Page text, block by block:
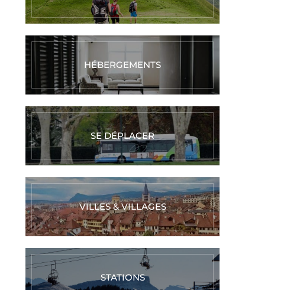
HÉBERGEMENTS
SE DÉPLACER
VILLES & VILLAGES
STATIONS